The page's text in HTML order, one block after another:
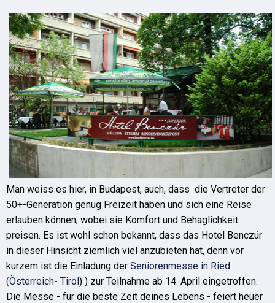
Man weiss es hier, in Budapest, auch, dass die Vertreter der
50+-Generation genug Freizeit haben und sich eine Reise
erlauben können, wobei sie Komfort und Behaglichkeit
preisen. Es ist wohl schon bekannt, dass das Hotel Benczúr
in dieser Hinsicht ziemlich viel anzubieten hat, denn vor
kurzem ist die Einladung der Seniorenmesse in Ried
(Österreich- Tirol) ) zur Teilnahme ab 14. April eingetroffen.
Die Messe - für die beste Zeit deines Lebens - feiert heuer